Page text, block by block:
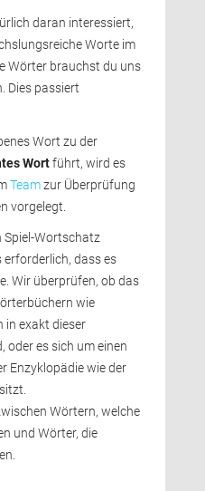
daran interessiert,
Worte im
Wörter brauchst du uns
Dies passiert
Wort zu der
Wortführt, wird es
Teamzur Überprüfung
vorgelegt.
Spiel-Wortschatz
dass es
Wir überprüfen, ob das
wie
in exakt dieser
oder es sich um einen
Enzyklopädie wie der
Wörtern, welche
und Wörter, die